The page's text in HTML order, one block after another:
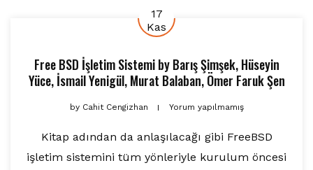
17
Kas
Free BSD İşletim SistemibyBarış Şimşek,Hüseyin
Yüce,İsmail Yenigül,Murat Balaban,Ömer Faruk Şen
byCahit Cengizhan Yorum yapılmamış
Kitap adından da anlaşılacağı gibi FreeBSD
işletim sistemini tüm yönleriyle kurulum öncesi